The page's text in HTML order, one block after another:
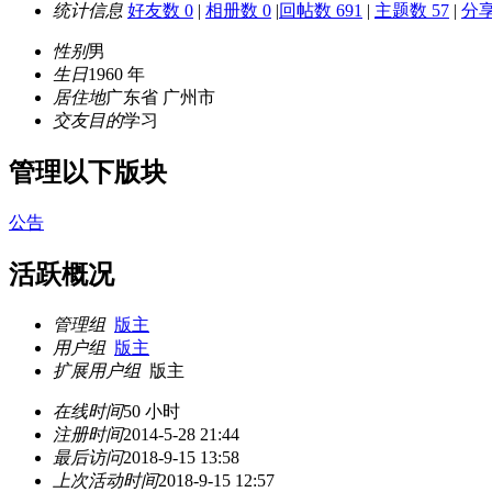
统计信息 好友数 0 | 相册数 0 |回帖数 691 | 主题数 57 | 分
性别男
生日1960 年
居住地广东省 广州市
交友目的学习
管理以下版块
公告
活跃概况
管理组 版主
用户组 版主
扩展用户组 版主
在线时间50 小时
注册时间2014-5-28 21:44
最后访问2018-9-15 13:58
上次活动时间2018-9-15 12:57